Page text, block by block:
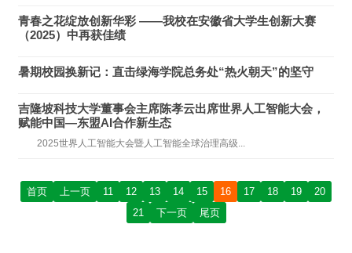
青春之花绽放创新华彩 ——我校在安徽省大学生创新大赛
（2025）中再获佳绩
暑期校园换新记：直击绿海学院总务处“热火朝天”的坚守
吉隆坡科技大学董事会主席陈孝云出席世界人工智能大会，
赋能中国—东盟AI合作新生态
2025世界人工智能大会暨人工智能全球治理高级...
首页 上一页 11 12 13 14 15 16 17 18 19
20
21
下一页 尾页